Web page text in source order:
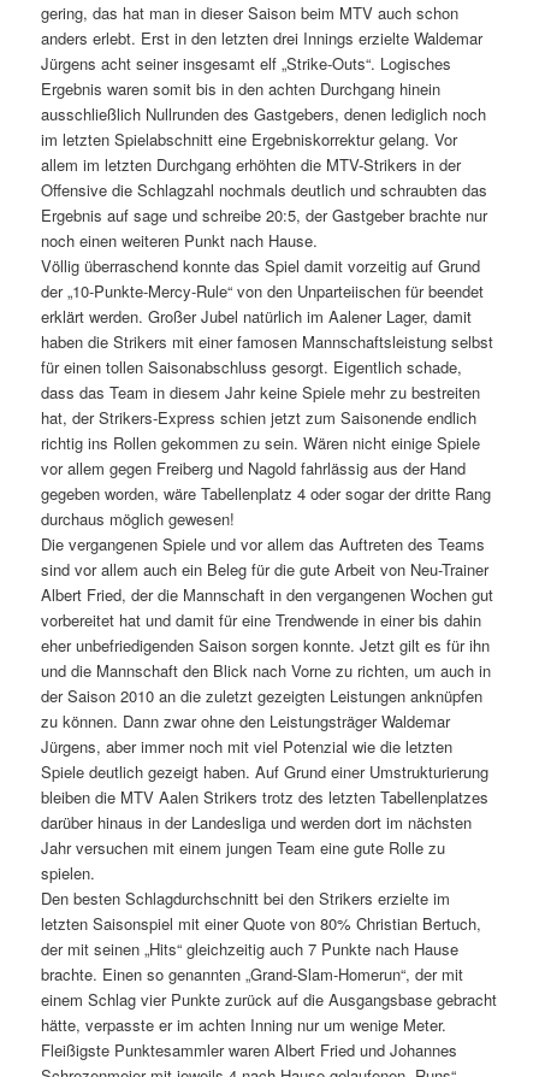
gering, das hat man in dieser Saison beim MTV auch schon
anders erlebt. Erst in den letzten drei Innings erzielte Waldemar
Jürgens acht seiner insgesamt elf „Strike-Outs“. Logisches
Ergebnis waren somit bis in den achten Durchgang hinein
ausschließlich Nullrunden des Gastgebers, denen lediglich noch
im letzten Spielabschnitt eine Ergebniskorrektur gelang. Vor
allem im letzten Durchgang erhöhten die MTV-Strikers in der
Offensive die Schlagzahl nochmals deutlich und schraubten das
Ergebnis auf sage und schreibe 20:5, der Gastgeber brachte nur
noch einen weiteren Punkt nach Hause.
Völlig überraschend konnte das Spiel damit vorzeitig auf Grund
der „10-Punkte-Mercy-Rule“ von den Unparteiischen für beendet
erklärt werden. Großer Jubel natürlich im Aalener Lager, damit
haben die Strikers mit einer famosen Mannschaftsleistung selbst
für einen tollen Saisonabschluss gesorgt. Eigentlich schade,
dass das Team in diesem Jahr keine Spiele mehr zu bestreiten
hat, der Strikers-Express schien jetzt zum Saisonende endlich
richtig ins Rollen gekommen zu sein. Wären nicht einige Spiele
vor allem gegen Freiberg und Nagold fahrlässig aus der Hand
gegeben worden, wäre Tabellenplatz 4 oder sogar der dritte Rang
durchaus möglich gewesen!
Die vergangenen Spiele und vor allem das Auftreten des Teams
sind vor allem auch ein Beleg für die gute Arbeit von Neu-Trainer
Albert Fried, der die Mannschaft in den vergangenen Wochen gut
vorbereitet hat und damit für eine Trendwende in einer bis dahin
eher unbefriedigenden Saison sorgen konnte. Jetzt gilt es für ihn
und die Mannschaft den Blick nach Vorne zu richten, um auch in
der Saison 2010 an die zuletzt gezeigten Leistungen anknüpfen
zu können. Dann zwar ohne den Leistungsträger Waldemar
Jürgens, aber immer noch mit viel Potenzial wie die letzten
Spiele deutlich gezeigt haben. Auf Grund einer Umstrukturierung
bleiben die MTV Aalen Strikers trotz des letzten Tabellenplatzes
darüber hinaus in der Landesliga und werden dort im nächsten
Jahr versuchen mit einem jungen Team eine gute Rolle zu
spielen.
Den besten Schlagdurchschnitt bei den Strikers erzielte im
letzten Saisonspiel mit einer Quote von 80% Christian Bertuch,
der mit seinen „Hits“ gleichzeitig auch 7 Punkte nach Hause
brachte. Einen so genannten „Grand-Slam-Homerun“, der mit
einem Schlag vier Punkte zurück auf die Ausgangsbase gebracht
hätte, verpasste er im achten Inning nur um wenige Meter.
Fleißigste Punktesammler waren Albert Fried und Johannes